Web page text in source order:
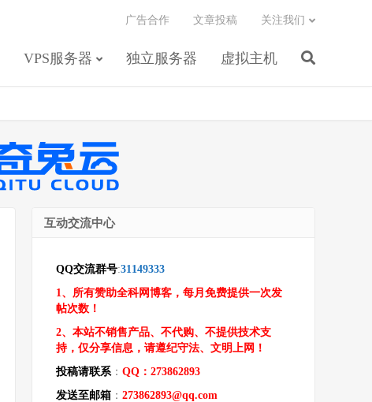
VPS服务器 独立服务器 虚拟主机
广告合作 文章投稿 关注我们
互动交流中心
QQ交流群号:31149333
1、所有赞助全科网博客，每月免费提供一次发
帖次数！
2、本站不销售产品、不代购、不提供技术支
持，仅分享信息，请遵纪守法、文明上网！
投稿请联系： QQ：273862893
发送至邮箱 ： 273862893@qq.com